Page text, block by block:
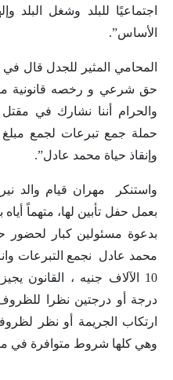
اجتماعيًا للبلد وشغل البلد
الأساس”.
المحامي المثير للجدل قال في
حق شرعي و رخصه قانونية
والحرام أننا نشارك في
وإنقاذ حياة محمد عادل”.
واستنكر مهران قيام والد
بعمل حفل تأبين لها، متهماً
بدعوة مسئولين كبار لحضور
محمد عادل نجمع التبرعات
درجة أو درجتين نظرا
ارتكاب الجريمة أو نظر
وهي كلها شروط متوافرة في